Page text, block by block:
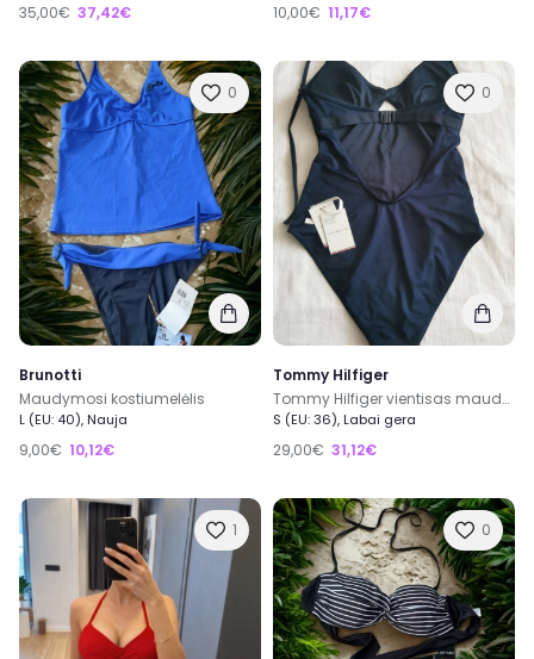
35,00€ 37,42€ 10,00€ 11,17€
0
Brunotti
Maudymosi kostiumelėlis
L (EU: 40), Nauja
9,00€ 10,12€
0
Tommy Hilfiger
Tommy Hilfiger vientisas maudymosi kostiumėlis
S (EU: 36), Labai gera
29,00€ 31,12€
1 0